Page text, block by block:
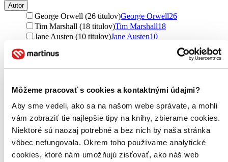
Môžeme pracovať s cookies a kontaktnými údajmi?
Aby sme vedeli, ako sa na našom webe správate, a mohli
vám zobraziť tie najlepšie tipy na knihy, zbierame cookies.
Niektoré sú naozaj potrebné a bez nich by naša stránka
vôbec nefungovala. Okrem toho používame analytické
cookies, ktoré nám umožňujú zisťovať, ako náš web
Autor
George Orwell (26 titulov)George Orwell26
Tim Marshall (18 titulov)Tim Marshall18
Jane Austen (10 titulov)Jane Austen10
Jane Austenová (9 titulov)
Iveta Pauhofová (8 titulov)Iveta Pauhofová8
Yuval Noah Harari (8 titulov)Yuval Noah Harari8
Yann Arthus-Bertrand (7 titulov)Yann Arthus-Bertrand7
Lukáš Kovanda (7 titulov) Lukáš Kovanda7
Ľubomír Jančok (7 titulov) Ľubomír Jančok7
Virginia Woolf (6 titulov)
Virginia Woolf
Roland Oravský (6 titulov)
Roland Oravský
Michael Connelly (5 titulov)Michael Connelly 5